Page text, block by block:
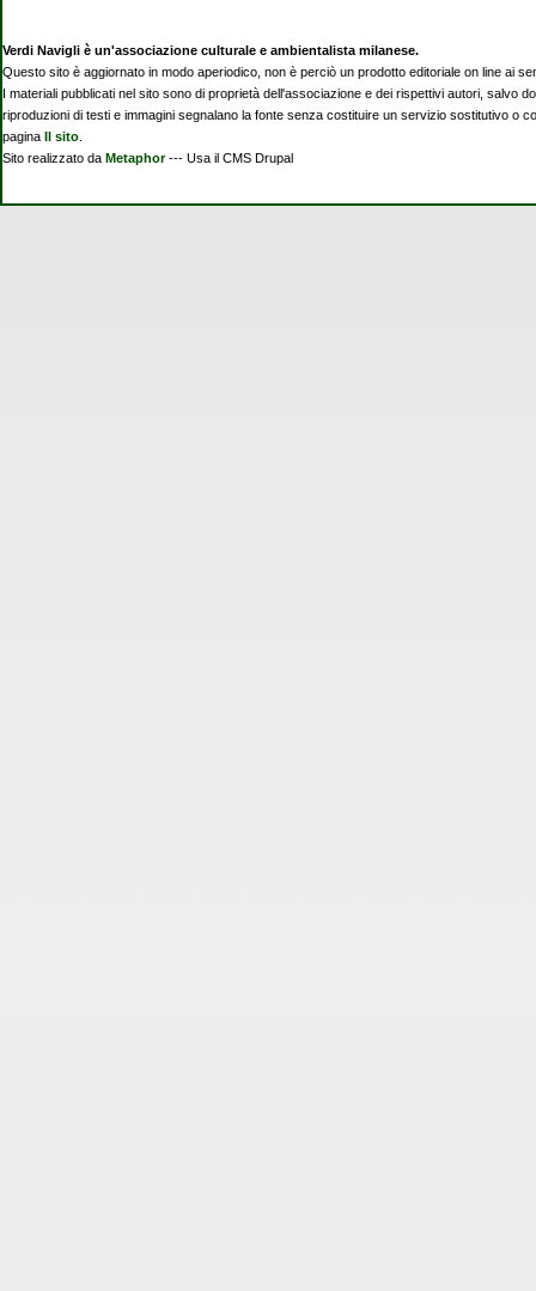
Verdi Navigli è un'associazione culturale e ambientalista milanese.
Questo sito è aggiornato in modo aperiodico, non è perciò un prodotto editoriale on line ai
I materiali pubblicati nel sito sono di proprietà dell'associazione e dei rispettivi autori,
riproduzioni di testi e immagini segnalano la fonte senza costituire un servizio sostitutivo o
pagina
Il sito.
Sito realizzato da Metaphor--- Usa il CMS Drupal